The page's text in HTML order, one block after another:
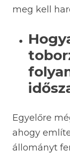
meg kell
Egyelőre
ahogy
állományt